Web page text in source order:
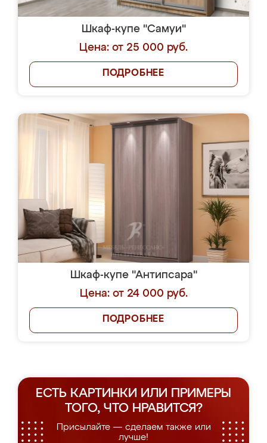
Шкаф-купе "Самуи"
Цена: от 25 000 руб.
ПОДРОБНЕЕ
Шкаф-купе "Антипсара"
Цена: от 24 000 руб.
ПОДРОБНЕЕ
ЕСТЬ КАРТИНКИ ИЛИ ПРИМЕРЫ
ТОГО, ЧТО НРАВИТСЯ?
Присылайте — сделаем также или
лучше!